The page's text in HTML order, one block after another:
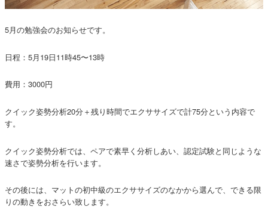
5月の勉強会のお知らせです。
日程：5月19日11時45〜13時
費用：3000円
クイック姿勢分析20分＋残り時間でエクササイズで計75分という内容で
す。
クイック姿勢分析では、ペアで素早く分析しあい、認定試験と同じような
速さで姿勢分析を行います。
その後には、マットの初中級のエクササイズのなかから選んで、できる限
りの動きをおさらい致します。